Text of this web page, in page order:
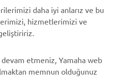
yeni çıkan ürünleri ve daha
daha iyi anlarız ve bu
hizmetlerimizi ve
devam etmeniz, Yamaha web
memnun olduğunuz